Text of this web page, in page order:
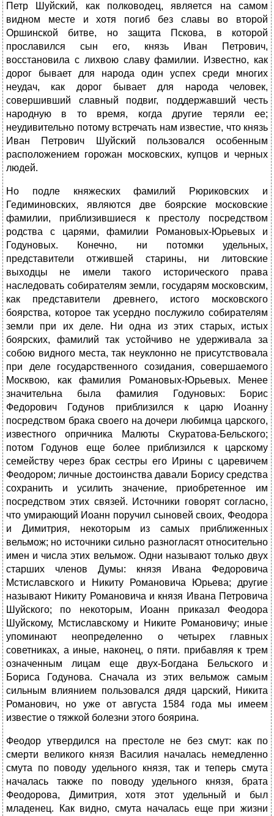
Петр Шуйский, как полководец, является на самом
видном месте и хотя погиб без славы во второй
Оршинcкой битве, но защита Пскова, в которой
прославился сын его, князь Иван Петрович,
восстановила с лихвою славу фамилии. Известно, как
дорог бывает для народа один успех среди многих
неудач, как дорог бывает для народа человек,
совершивший славный подвиг, поддержавший честь
народную в то время, когда другие теряли ее;
неудивительно потому встречать нам известие, что князь
Иван Петрович Шуйский пользовался особенным
расположением горожан московских, купцов и черных
людей.
Но подле княжеских фамилий Рюриковских и
Гедиминовских, являются две боярские московские
фамилии, приблизившиеся к престолу посредством
родства с царями, фамилии Романовых-Юрьевых и
Годуновых. Конечно, ни потомки удельных,
представители отжившей старины, ни литовские
выходцы не имели такого исторического права
наследовать собирателям земли, государям московским,
как представители древнего, истого московского
боярства, которое так усердно послужило собирателям
земли при их деле. Ни одна из этих старых, истых
боярских, фамилий так устойчиво не удерживала за
собою видного места, так неуклонно не присутствовала
при деле государственного созидания, совершаемого
Москвою, как фамилия Романовых-Юрьевых. Менее
значительна была фамилия Годуновых: Борис
Федорович Годунов приблизился к царю Иоанну
посредством брака своего на дочери любимца царского,
известного опричника Малюты Скуратова-Бельского;
потом Годунов еще более приблизился к царскому
семейству через брак сестры его Ирины с царевичем
Феодором; личные достоинства давали Борису средства
сохранить и усилить значение, приобретенное им
посредством этих связей. Источники говорят согласно,
что умирающий Иоанн поручил сыновей своих, Феодора
и Димитрия, некоторым из самых приближенных
вельмож; но источники сильно разногласят относительно
имен и числа этих вельмож. Одни называют только двух
старших членов Думы: князя Ивана Федоровича
Мстиславского и Никиту Романовича Юрьева; другие
называют Никиту Романовича и князя Ивана Петровича
Шуйского; по некоторым, Иоанн приказал Феодора
Шуйскому, Мстиславскому и Никите Романовичу; иные
упоминают неопределенно о четырех главных
советниках, а иные, наконец, о пяти. прибавляя к трем
означенным лицам еще двух-Богдана Бельского и
Бориса Годунова. Сначала из этих вельмож самым
сильным влиянием пользовался дядя царский, Никита
Романович, но уже от августа 1584 года мы имеем
известие о тяжкой болезни этого боярина.
Феодор утвердился на престоле не без смут: как по
смерти великого князя Василия началась немедленно
смута по поводу удельного князя, так и теперь смута
началась также по поводу удельного князя, брата
Феодорова, Димитрия, хотя этот удельный и был
младенец. Как видно, смута началась еще при жизни